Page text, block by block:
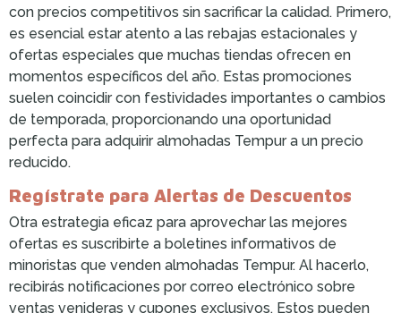
con precios competitivos sin sacrificar la calidad. Primero,
es esencial estar atento a las rebajas estacionales y
ofertas especiales que muchas tiendas ofrecen en
momentos específicos del año. Estas promociones
suelen coincidir con festividades importantes o cambios
de temporada, proporcionando una oportunidad
perfecta para adquirir almohadas Tempur a un precio
reducido.
Regístrate para Alertas de Descuentos
Otra estrategia eficaz para aprovechar las mejores
ofertas es suscribirte a boletines informativos de
minoristas que venden almohadas Tempur. Al hacerlo,
recibirás notificaciones por correo electrónico sobre
ventas venideras y cupones exclusivos. Estos pueden